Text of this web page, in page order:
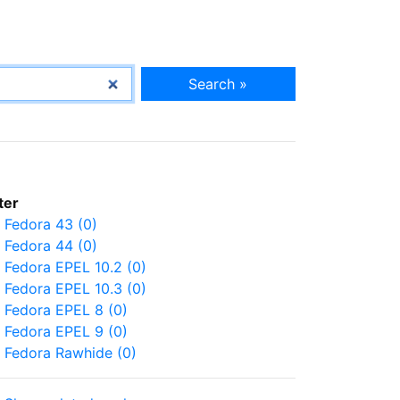
Search »
Fedora 43 (0)
Fedora 44 (0)
Fedora EPEL 10.2 (0)
Fedora EPEL 10.3 (0)
Fedora EPEL 8 (0)
Fedora EPEL 9 (0)
Fedora Rawhide (0)